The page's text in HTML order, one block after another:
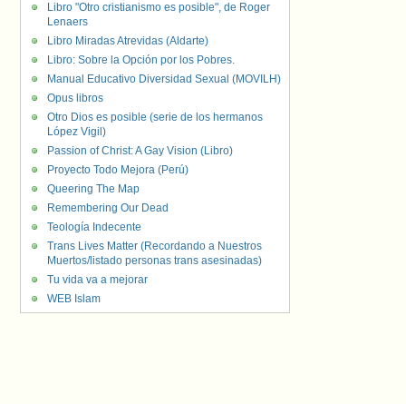
Libro "Otro cristianismo es posible", de Roger
Lenaers
Libro Miradas Atrevidas (Aldarte)
Libro: Sobre la Opción por los Pobres.
Manual Educativo Diversidad Sexual (MOVILH)
Opus libros
Otro Dios es posible (serie de los hermanos
López Vigil)
Passion of Christ: A Gay Vision (Libro)
Proyecto Todo Mejora (Perú)
Queering The Map
Remembering Our Dead
Teología Indecente
Trans Lives Matter (Recordando a Nuestros
Muertos/listado personas trans asesinadas)
Tu vida va a mejorar
WEB Islam